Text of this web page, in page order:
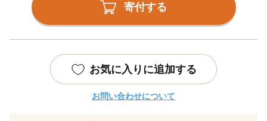
寄付する
お気に入りに追加する
お問い合わせについて